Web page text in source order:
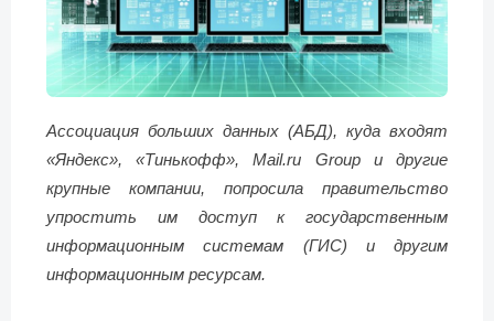
Ассоциация больших данных (АБД), куда входят
«Яндекс», «Тинькофф», Mail.ru Group и другие
крупные компании, попросила правительство
упростить им доступ к государственным
информационным системам (ГИС) и другим
информационным ресурсам.